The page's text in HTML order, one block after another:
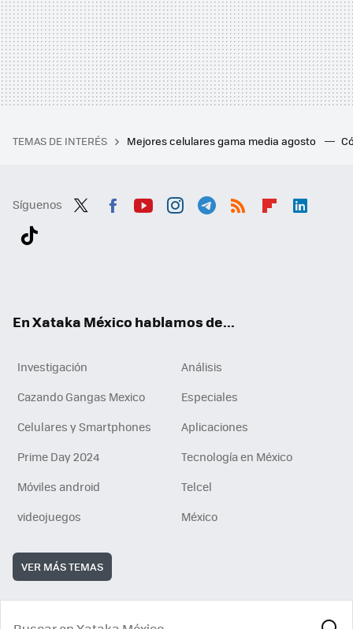
TEMAS DE INTERÉS Mejores celulares gama media agosto
Síguenos
En Xataka México hablamos de...
Investigación
Análisis
Cazando Gangas Mexico
Especiales
Celulares y Smartphones
Aplicaciones
Prime Day 2024
Tecnología en México
Móviles android
Telcel
videojuegos
México
VER MÁS TEMAS